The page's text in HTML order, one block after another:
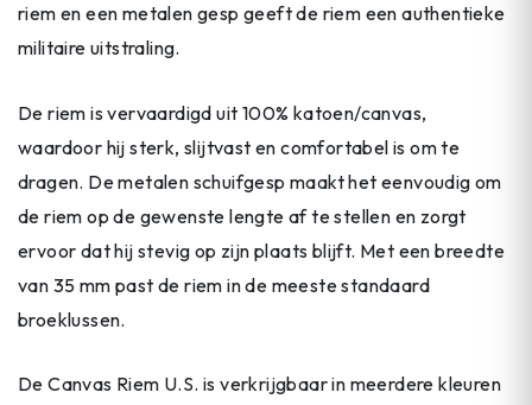
riem en een metalen gesp geeft de riem een authentieke
militaire uitstraling.
De riem is vervaardigd uit 100% katoen/canvas,
waardoor hij sterk, slijtvast en comfortabel is om te
dragen. De metalen schuifgesp maakt het eenvoudig om
de riem op de gewenste lengte af te stellen en zorgt
ervoor dat hij stevig op zijn plaats blijft. Met een breedte
van 35 mm past de riem in de meeste standaard
broeklussen.
De Canvas Riem U.S. is verkrijgbaar in meerdere kleuren